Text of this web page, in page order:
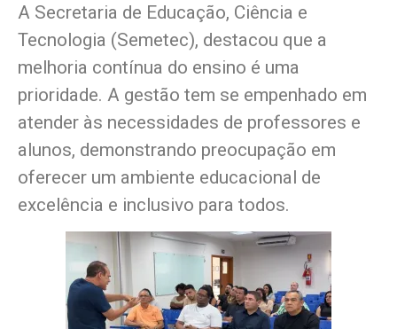
A Secretaria de Educação, Ciência e
Tecnologia (Semetec), destacou que a
melhoria contínua do ensino é uma
prioridade. A gestão tem se empenhado em
atender às necessidades de professores e
alunos, demonstrando preocupação em
oferecer um ambiente educacional de
excelência e inclusivo para todos.